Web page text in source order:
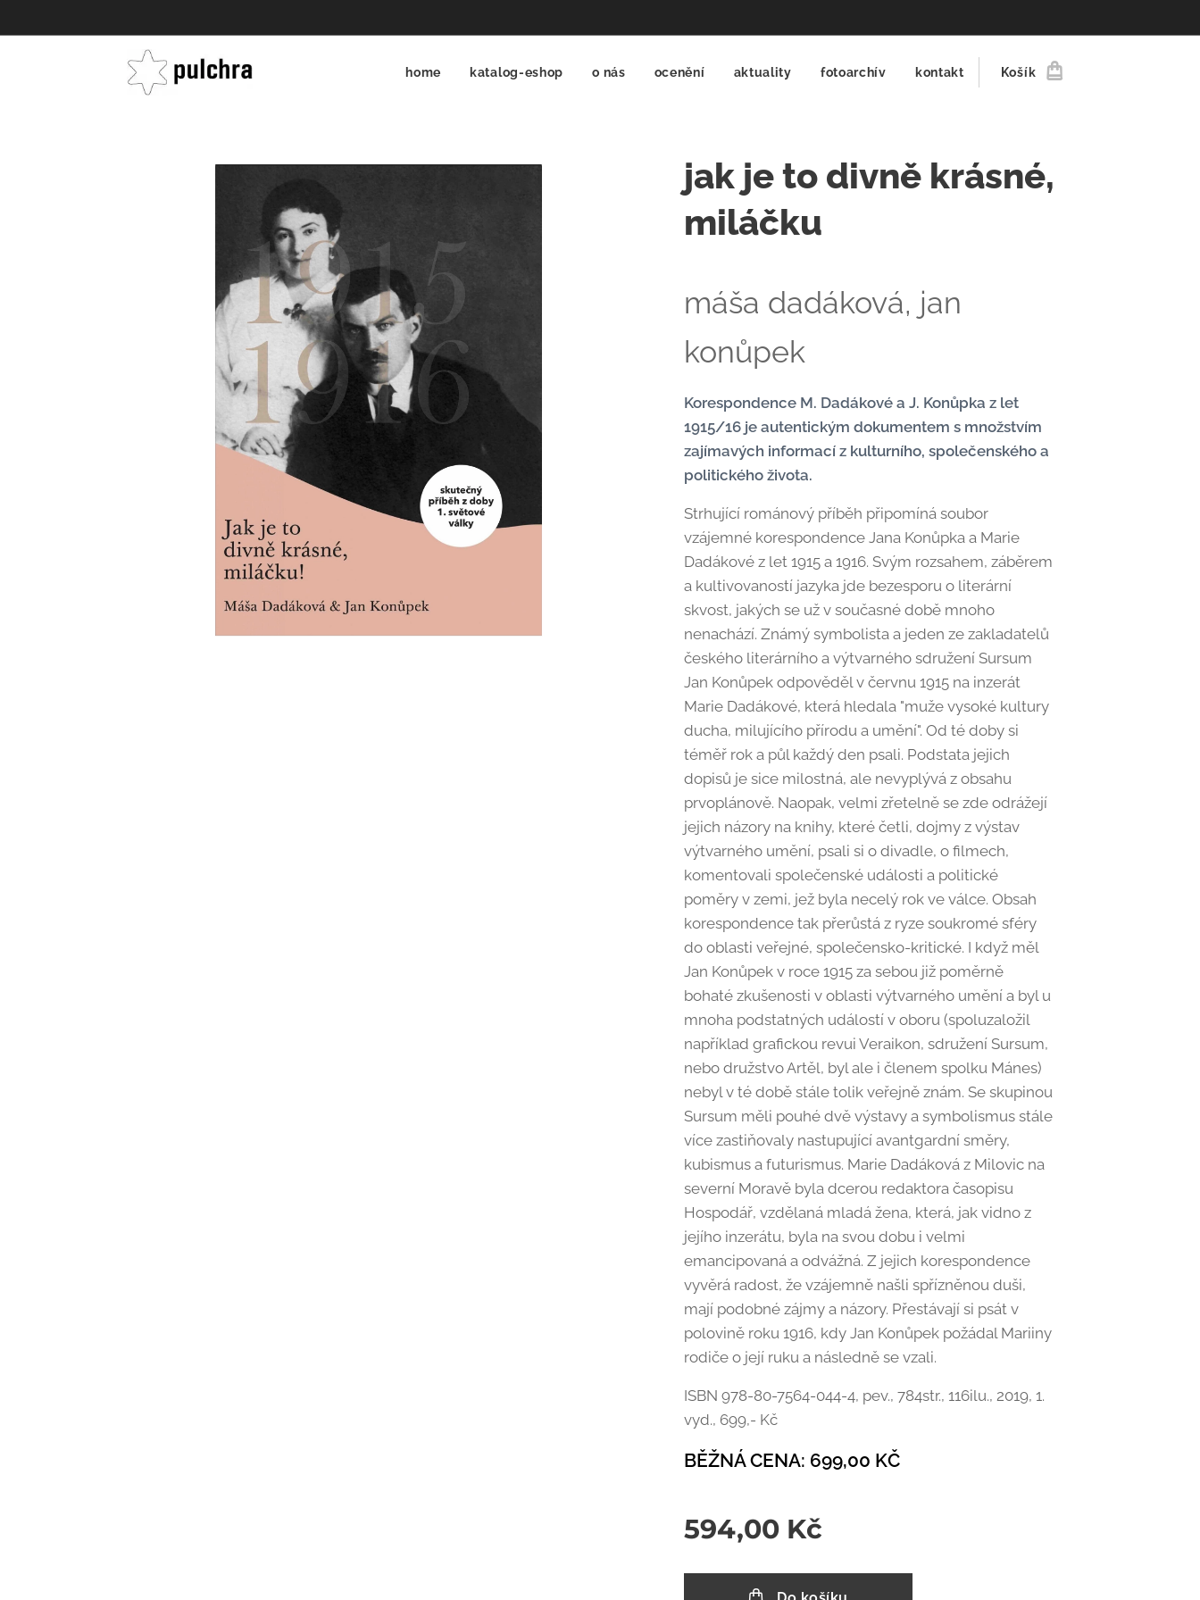
home katalog-eshop o nás ocenění aktuality fotoarchív kontakt Košík
jak je to divně krásné,
miláčku
máša dadáková, jan
konůpek
Korespondence M. Dadákové a J. Konůpka z let
1915/16 je autentickým dokumentem s množstvím
zajímavých informací z kulturního, společenského a
politického života.
Strhující románový příběh připomíná soubor
vzájemné korespondence Jana Konůpka a Marie
Dadákové z let 1915 a 1916. Svým rozsahem, záběrem
a kultivovaností jazyka jde bezesporu o literární
skvost, jakých se už v současné době mnoho
nenachází. Známý symbolista a jeden ze zakladatelů
českého literárního a výtvarného sdružení Sursum
Jan Konůpek odpověděl v červnu 1915 na inzerát
Marie Dadákové, která hledala "muže vysoké kultury
ducha, milujícího přírodu a umění". Od té doby si
téměř rok a půl každý den psali. Podstata jejich
dopisů je sice milostná, ale nevyplývá z obsahu
prvoplánově. Naopak, velmi zřetelně se zde odrážejí
jejich názory na knihy, které četli, dojmy z výstav
výtvarného umění, psali si o divadle, o filmech,
komentovali společenské události a politické
poměry v zemi, jež byla necelý rok ve válce. Obsah
korespondence tak přerůstá z ryze soukromé sféry
do oblasti veřejné, společensko-kritické. I když měl
Jan Konůpek v roce 1915 za sebou již poměrně
bohaté zkušenosti v oblasti výtvarného umění a byl u
mnoha podstatných událostí v oboru (spoluzaložil
například grafickou revui Veraikon, sdružení Sursum,
nebo družstvo Artěl, byl ale i členem spolku Mánes)
nebyl v té době stále tolik veřejně znám. Se skupinou
Sursum měli pouhé dvě výstavy a symbolismus stále
více zastiňovaly nastupující avantgardní směry,
kubismus a futurismus. Marie Dadáková z Milovic na
severní Moravě byla dcerou redaktora časopisu
Hospodář, vzdělaná mladá žena, která, jak vidno z
jejího inzerátu, byla na svou dobu i velmi
emancipovaná a odvážná. Z jejich korespondence
vyvěrá radost, že vzájemně našli spřízněnou duši,
mají podobné zájmy a názory. Přestávají si psát v
polovině roku 1916, kdy Jan Konůpek požádal Mariiny
rodiče o její ruku a následně se vzali.
ISBN 978-80-7564-044-4, pev., 784str., 116ilu., 2019, 1.
vyd., 699,- Kč
BĚŽNÁ CENA: 699,00 KČ
594,00 Kč